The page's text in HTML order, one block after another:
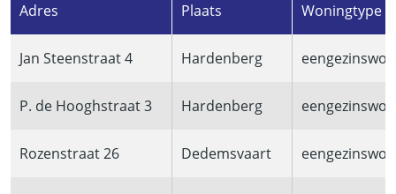
Adres Plaats Woningtype
Jan Steenstraat 4 Hardenberg
P. de Hooghstraat 3 Hardenberg
Rozenstraat 26 Dedemsvaart